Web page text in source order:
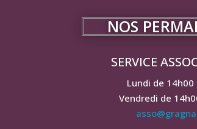
NOS
SERVICE
Lundi de 14h00
Vendredi de